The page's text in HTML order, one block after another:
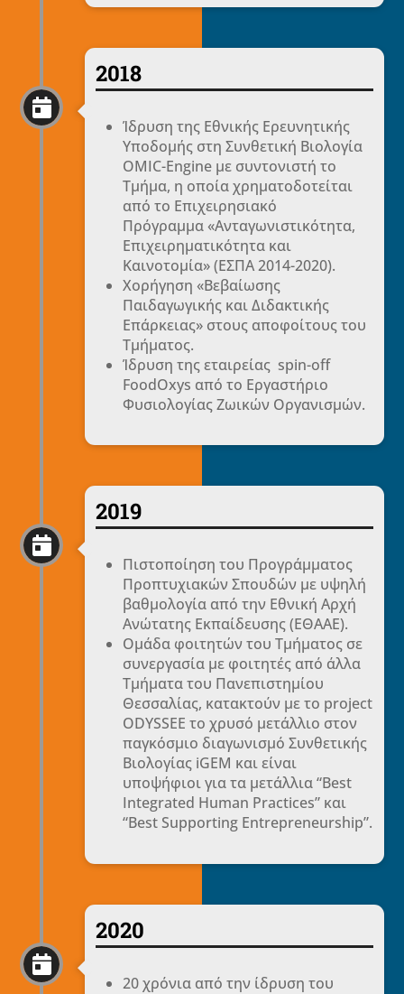

2018
Ίδρυση της Εθνικής Ερευνητικής
Υποδομής στη Συνθετική Βιολογία
OMIC-Engine με συντονιστή το
Τμήμα, η οποία χρηματοδοτείται
από το Επιχειρησιακό
Πρόγραμμα «Ανταγωνιστικότητα,
Επιχειρηματικότητα και
Καινοτομία» (ΕΣΠΑ 2014-2020).
Χορήγηση «Βεβαίωσης
Παιδαγωγικής και Διδακτικής
Επάρκειας» στους αποφοίτους του
Τμήματος.
Ίδρυση της εταιρείας spin-off
FoodOxys από το Εργαστήριο
Φυσιολογίας Ζωικών Οργανισμών.

2019
Πιστοποίηση του Προγράμματος
Προπτυχιακών Σπουδών με υψηλή
βαθμολογία από την Εθνική Αρχή
Ανώτατης Εκπαίδευσης (ΕΘΑΑΕ).
Ομάδα φοιτητών του Τμήματος σε
συνεργασία με φοιτητές από άλλα
Τμήματα του Πανεπιστημίου
Θεσσαλίας, κατακτούν με το project
ODYSSEE το χρυσό μετάλλιο στον
παγκόσμιο διαγωνισμό Συνθετικής
Βιολογίας iGEM και είναι
υποψήφιοι για τα μετάλλια “Best
Integrated Human Practices” και
“Best Supporting Entrepreneurship”.

2020
20 χρόνια από την ίδρυση του